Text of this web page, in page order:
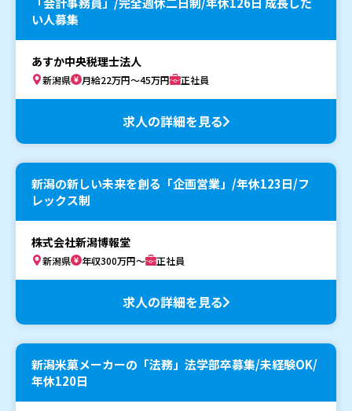
い人募集
あすか中央税理士法人
新潟県 月給22万円～45万円 正社員
求人の詳細を見る
新潟の新しい未来を創る「企画営業」/年休123日/フ
レックス制
株式会社新潟博報堂
新潟県 年収300万円～ 正社員
求人の詳細を見る
新潟米菓メーカーの「法務」法学部卒募集/未経験OK/
年休120日